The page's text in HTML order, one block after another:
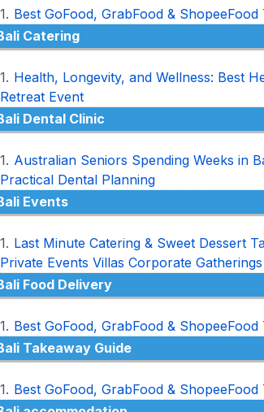
Best GoFood, GrabFood &
Bali Catering
Health, Longevity, and Wellness: Best
Retreat Event
Bali Dental Clinic
Australian Seniors Spending Weeks in
Practical Dental Planning
Bali Events
Last Minute Catering & Sweet Dessert
Private Events Villas Corporate Gatherings
Bali Food Delivery
Best GoFood, GrabFood &
Bali Takeaway Guide
Best GoFood, GrabFood &